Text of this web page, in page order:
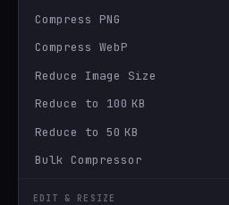
Compress PNG
Compress WebP
Reduce Image Size
Reduce to 100 KB
Reduce to 50 KB
Bulk Compressor
EDIT & RESIZE